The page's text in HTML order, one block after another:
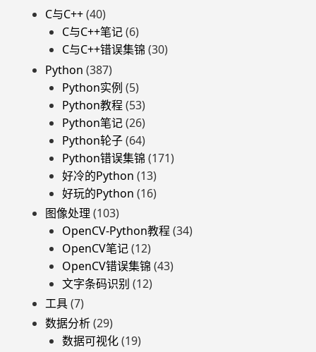
C与C++(40)
C与C++笔记(6)
C与C++错误集锦 (30)
Python (387)
Python实例 (5)
Python教程 (53)
Python笔记(26)
Python轮子(64)
Python错误集锦 (171)
好冷的Python (13)
好玩的Python (16)
图像处理 (103)
OpenCV-Python教程 (34)
OpenCV笔记(12)
OpenCV错误集锦 (43)
文字条码识别 (12)
工具(7)
数据分析(29)
数据可视化(19)